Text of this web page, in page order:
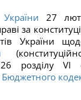
27
за
України
розділу VІ
Бюджетного